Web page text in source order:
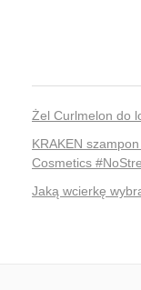
Żel Curlmelon do
KRAKEN
Cosmetics
Jaką wcierkę